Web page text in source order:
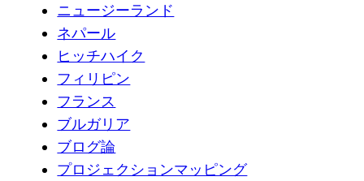
ニュージーランド
ネパール
ヒッチハイク
フィリピン
フランス
ブルガリア
ブログ論
プロジェクションマッピング